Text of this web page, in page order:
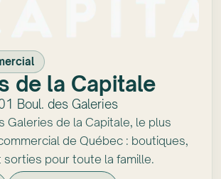
de la Capitale
Boul. des Galeries
Galeries de la Capitale, le plus
de Québec : boutiques,
pour toute la famille.